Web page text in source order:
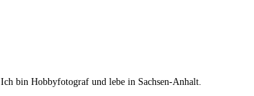
Ich bin Hobbyfotograf und lebe in Sachsen-Anhalt.